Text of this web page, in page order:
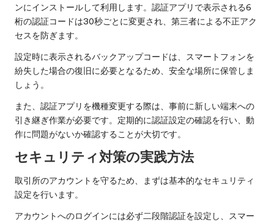
ンにインストールして利用します。認証アプリで表示される6
桁の認証コードは30秒ごとに変更され、第三者による不正アク
セスを防ぎます。
設定時に表示されるバックアップコードは、スマートフォンを
紛失した場合の復旧に必要となるため、安全な場所に保管しま
しょう。
また、認証アプリを機種変更する際は、事前に新しい端末への
引き継ぎ作業が必要です。定期的に認証設定の確認を行い、動
作に問題がないか確認することが大切です。
セキュリティ対策の実践方法
取引所のアカウントを守るため、まずは基本的なセキュリティ
設定を行います。
アカウントへのログインには必ず二段階認証を設定し、スマー